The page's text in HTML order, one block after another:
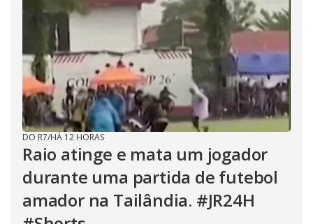
DO R7/HÁ 12 HORAS
Raio atinge e mata um jogador
durante uma partida de futebol
amador na Tailândia. #JR24H